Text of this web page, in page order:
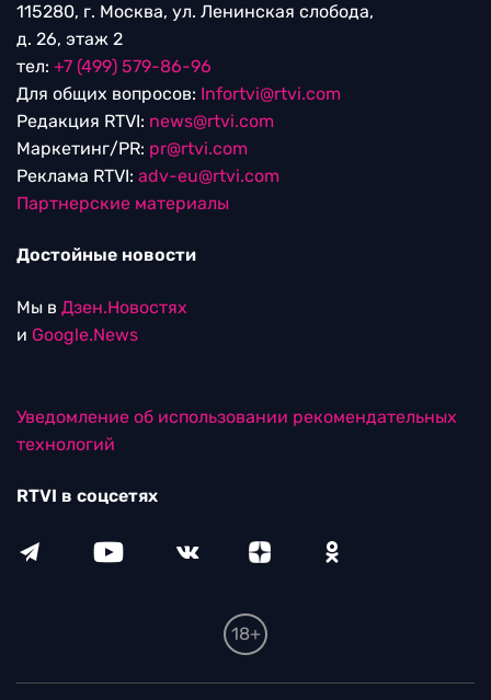
115280, г. Москва, ул. Ленинская слобода,
д. 26, этаж 2
тел: +7 (499) 579-86-96
Для общих вопросов: Infortvi@rtvi.com
Редакция RTVI: news@rtvi.com
Маркетинг/PR: pr@rtvi.com
Реклама RTVI: adv-eu@rtvi.com
Партнерские материалы
Достойные новости
Мы в Дзен.Новостях
и Google.News
Уведомление об использовании рекомендательных
технологий
RTVI в соцсетях
18+